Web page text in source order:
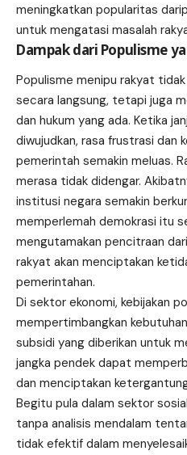
meningkatkan popularitas
untuk mengatasi masalah
Dampak dari Populisme
Populisme menipu rakyat
secara langsung, tetapi juga
dan hukum yang ada. Ketika
diwujudkan, rasa frustrasi dan
pemerintah semakin meluas.
merasa tidak didengar.
institusi negara semakin
memperlemah demokrasi itu
mengutamakan pencitraan
rakyat akan menciptakan
pemerintahan.
Di sektor ekonomi, kebijakan
mempertimbangkan
subsidi yang diberikan untuk
jangka pendek dapat
dan menciptakan
Begitu pula dalam sektor
tanpa analisis mendalam
tidak efektif dalam